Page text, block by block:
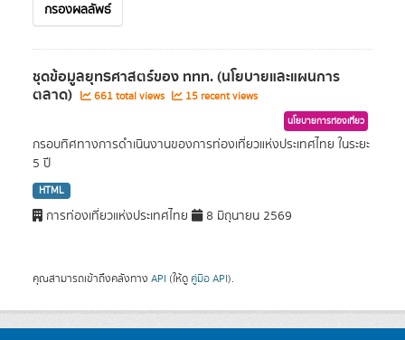
กรองผลลัพธ์
ชุดข้อมูลยุทธศาสตร์ของ ททท. (นโยบายและแผนการ
ตลาด) 661 total views 15 recent views
นโยบายการท่องเที่ยว
กรอบทิศทางการดำเนินงานของการท่องเที่ยวแห่งประเทศไทย ในระยะ
5 ปี
HTML
การท่องเที่ยวแห่งประเทศไทย 8 มิถุนายน 2569
คุณสามารถเข้าถึงคลังทาง API (ให้ดู คู่มือ API).